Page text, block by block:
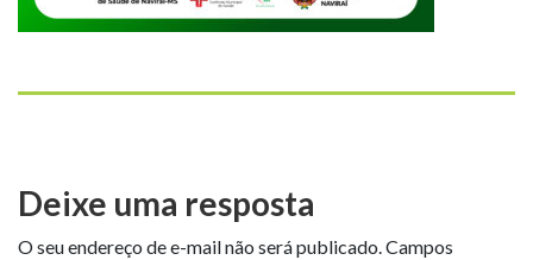
Deixe uma resposta
O seu endereço de e-mail não será publicado.Campos